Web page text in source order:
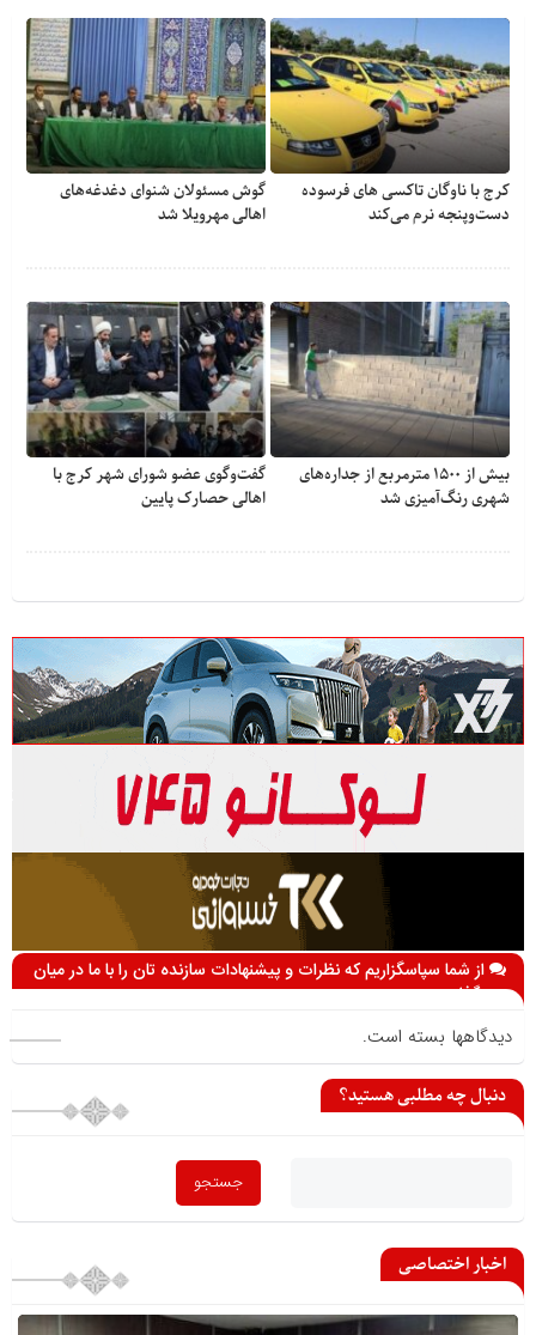
کرج با ناوگان تاکسی های فرسوده
دست‌وپنجه نرم می‌کند
گوش مسئولان شنوای دغدغه‎‌های
اهالی مهرویلا شد
بیش از ۱۵۰۰ مترمربع از جداره‌های
شهری رنگ‌آمیزی شد
گفت‌وگوی عضو شورای شهر کرج با
اهالی حصارک پایین
از شما سپاسگزاریم که نظرات و پیشنهادات سازنده تان را با ما در میان
می گذارید
دیدگاهها بسته است.
دنبال چه مطلبی هستید؟
اخبار اختصاصی